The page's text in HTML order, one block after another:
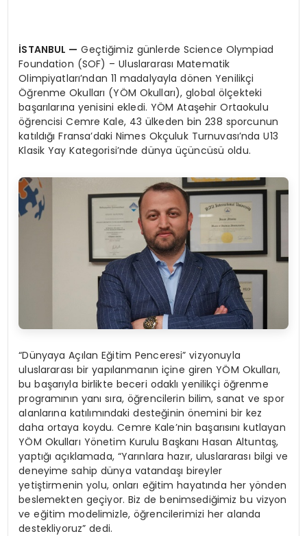
İSTANBUL — Geçtiğimiz günlerde Science Olympiad
Foundation (SOF) – Uluslararası Matematik
Olimpiyatları’ndan 11 madalyayla dönen Yenilikçi
Öğrenme Okulları (YÖM Okulları), global ölçekteki
başarılarına yenisini ekledi. YÖM Ataşehir Ortaokulu
öğrencisi Cemre Kale, 43 ülkeden bin 238 sporcunun
katıldığı Fransa’daki Nimes Okçuluk Turnuvası’nda U13
Klasik Yay Kategorisi’nde dünya üçüncüsü oldu.
“Dünyaya Açılan Eğitim Penceresi” vizyonuyla
uluslararası bir yapılanmanın içine giren YÖM Okulları,
bu başarıyla birlikte beceri odaklı yenilikçi öğrenme
programının yanı sıra, öğrencilerin bilim, sanat ve spor
alanlarına katılımındaki desteğinin önemini bir kez
daha ortaya koydu. Cemre Kale’nin başarısını kutlayan
YÖM Okulları Yönetim Kurulu Başkanı Hasan Altuntaş,
yaptığı açıklamada, “Yarınlara hazır, uluslararası bilgi ve
deneyime sahip dünya vatandaşı bireyler
yetiştirmenin yolu, onları eğitim hayatında her yönden
beslemekten geçiyor. Biz de benimsediğimiz bu vizyon
ve eğitim modelimizle, öğrencilerimizi her alanda
destekliyoruz” dedi.